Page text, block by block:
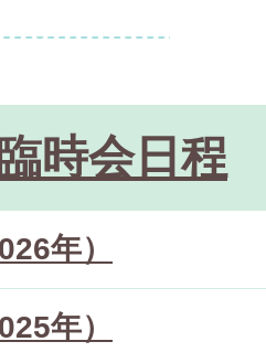
時会日程
年）
年）